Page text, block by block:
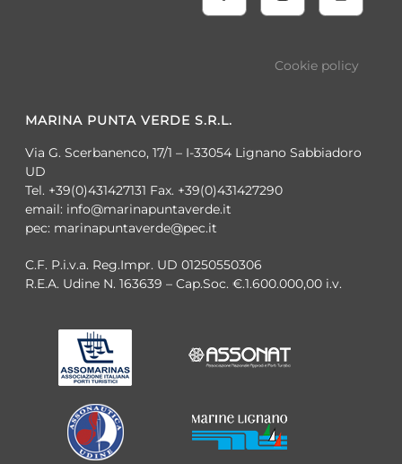
Cookie policy
MARINA PUNTA VERDE S.R.L.
Via G. Scerbanenco, 17/1 – I-33054 Lignano Sabbiadoro
UD
Tel. +39(0)431427131 Fax. +39(0)431427290
email: info@marinapuntaverde.it
pec: marinapuntaverde@pec.it
C.F. P.i.v.a. Reg.Impr. UD 01250550306
R.E.A. Udine N. 163639 – Cap.Soc. €.1.600.000,00 i.v.